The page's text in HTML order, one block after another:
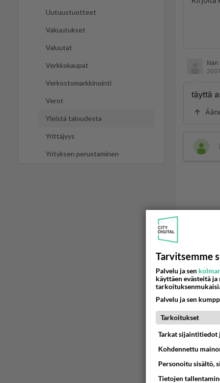
Uutuustuotteet
Vakuutukset
Valuutat
Verkkokaupat
Verkostomarkkinointi
Verot
Yleistä taloudesta
Yrittäjyys
Yrityksen perustaminen
liian
täyttä
Mitä
04.08.2026
Martinan
2 km on
04.08.2026
Tarvitsemme
Palvelu ja sen
käyttäen evästeitä
Palvelu ja sen
Tarkoitukset
Tarkat sijaintitiedot
Kohdennettu
Personoitu sisältö,
Tietojen